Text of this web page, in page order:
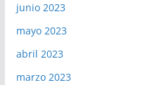
junio 2023
mayo 2023
abril 2023
marzo 2023